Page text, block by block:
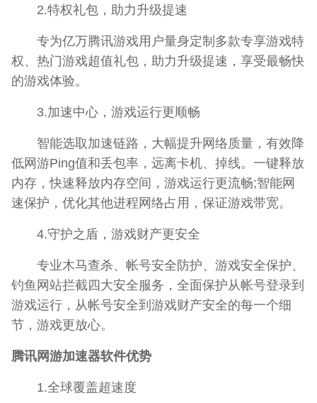
2.特权礼包，助力升级提速
专为亿万腾讯游戏用户量身定制多款专享游戏特
权、热门游戏超值礼包，助力升级提速，享受最畅快
的游戏体验。
3.加速中心，游戏运行更顺畅
智能选取加速链路，大幅提升网络质量，有效降
低网游Ping值和丢包率，远离卡机、掉线。一键释放
内存，快速释放内存空间，游戏运行更流畅;智能网
速保护，优化其他进程网络占用，保证游戏带宽。
4.守护之盾，游戏财产更安全
专业木马查杀、帐号安全防护、游戏安全保护、
钓鱼网站拦截四大安全服务，全面保护从帐号登录到
游戏运行，从帐号安全到游戏财产安全的每一个细
节，游戏更放心。
腾讯网游加速器软件优势
1.全球覆盖超速度